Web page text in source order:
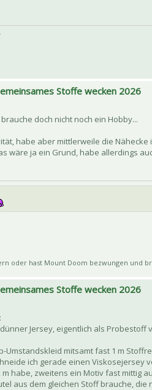
Stoffe wecken 2026
brauche doch nicht noch ein Hobby...
habe aber mittlerweile die
wäre ja ein Grund, habe allerdings
oder hast Mount Doom bezwungen und
Stoffe wecken 2026
Jersey, eigentlich als
Umstandskleid mitsamt fast 1 m
ich gerade einen Viskosejersey
m habe, zweitens ein Motiv fast mittig
aus dem gleichen Stoff brauche,